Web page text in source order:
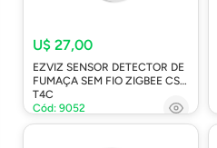
U$ 27,00
EZVIZ SENSOR DETECTOR DE
FUMAÇA SEM FIO ZIGBEE CS-
T4C
Cód: 9052